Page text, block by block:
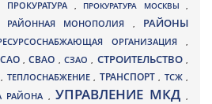
ПРОКУРАТУРА , ПРОКУРАТУРА МОСКВЫ ,
РАЙОННАЯ МОНОПОЛИЯ , РАЙОНЫ
ОРГАНИЗАЦИЯ ,
САО,СВАО ,СЗАО, СТРОИТЕЛЬСТВО,
, ТЕПЛОСНАБЖЕНИЕ , ТРАНСПОРТ , ТСЖ ,
РАЙОНА , УПРАВЛЕНИЕ МКД ,